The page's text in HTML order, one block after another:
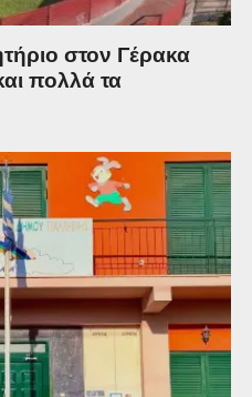
στον Γέρακα
πολλά τα